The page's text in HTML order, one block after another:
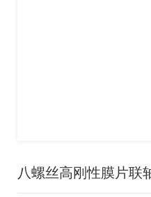
八螺丝高刚性膜片联